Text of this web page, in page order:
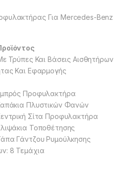
Για Mercedes-Benz
Τρύπες Και Βάσεις Αισθητήρων
Και Εφαρμογής
Προφυλακτήρα
Πλυστικών Φανών
Σίτα Προφυλακτήρα
Τοποθέτησης
Γάντζου Ρυμούλκησης
8 Τεμάχια